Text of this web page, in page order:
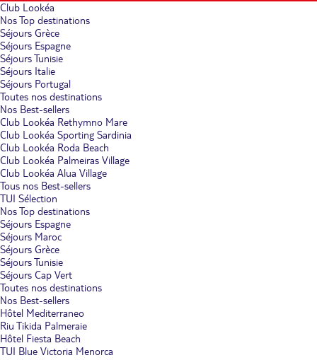
Club Lookéa
Nos Top destinations
Séjours Grèce
Séjours Espagne
Séjours Tunisie
Séjours Italie
Séjours Portugal
Toutes nos destinations
Nos Best-sellers
Club Lookéa Rethymno Mare
Club Lookéa Sporting Sardinia
Club Lookéa Roda Beach
Club Lookéa Palmeiras Village
Club Lookéa Alua Village
Tous nos Best-sellers
TUI Sélection
Nos Top destinations
Séjours Espagne
Séjours Maroc
Séjours Grèce
Séjours Tunisie
Séjours Cap Vert
Toutes nos destinations
Nos Best-sellers
Hôtel Mediterraneo
Riu Tikida Palmeraie
Hôtel Fiesta Beach
TUI Blue Victoria Menorca